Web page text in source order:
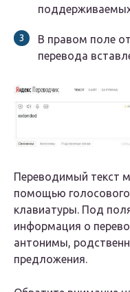
В правом поле
перевода
Переводимый текст
помощью
клавиатуры. Под
информация о
антонимы,
предложения.